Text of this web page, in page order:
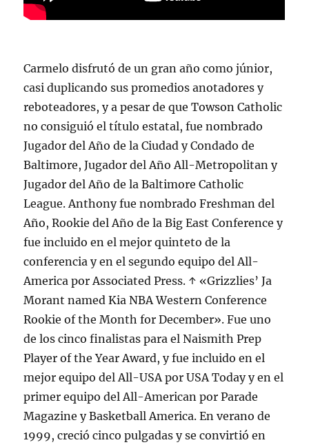
Carmelo disfrutó de un gran año como júnior,
casi duplicando sus promedios anotadores y
reboteadores, y a pesar de que Towson Catholic
no consiguió el título estatal, fue nombrado
Jugador del Año de la Ciudad y Condado de
Baltimore, Jugador del Año All-Metropolitan y
Jugador del Año de la Baltimore Catholic
League. Anthony fue nombrado Freshman del
Año, Rookie del Año de la Big East Conference y
fue incluido en el mejor quinteto de la
conferencia y en el segundo equipo del All-
America por Associated Press. ↑ «Grizzlies’ Ja
Morant named Kia NBA Western Conference
Rookie of the Month for December». Fue uno
de los cinco finalistas para el Naismith Prep
Player of the Year Award, y fue incluido en el
mejor equipo del All-USA por USA Today y en el
primer equipo del All-American por Parade
Magazine y Basketball America. En verano de
1999, creció cinco pulgadas y se convirtió en